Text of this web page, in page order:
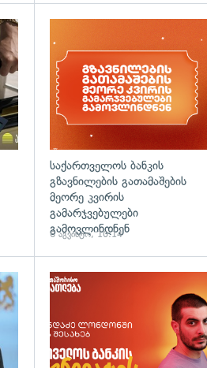
საქართველოს ბანკის
გზავნილების გათამაშების
მეორე კვირის
გამარჯვებულები
გამოვლინდნენ
6 აგვისტო, 10:14
გადახედვა